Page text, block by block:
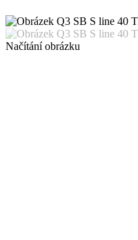
Načítání obrázku